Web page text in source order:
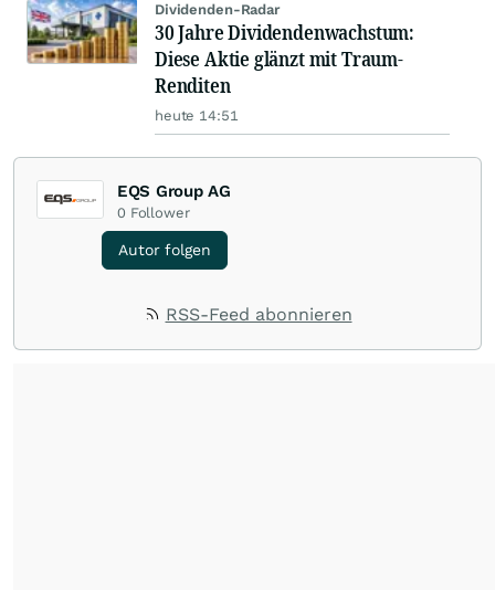
Dividenden-Radar
30 Jahre Dividendenwachstum:
Diese Aktie glänzt mit Traum-
Renditen
heute 14:51
EQS Group AG
0 Follower
Autor folgen
RSS-Feed abonnieren